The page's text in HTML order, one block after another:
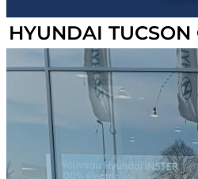
HYUNDAI TUCSON